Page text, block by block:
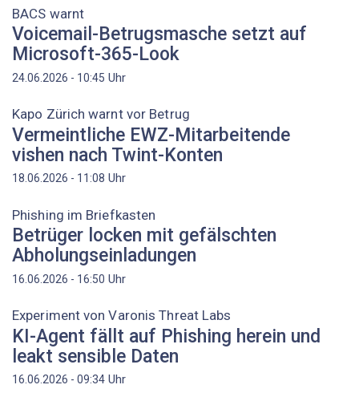
BACS warnt
Voicemail-Betrugsmasche setzt auf
Microsoft-365-Look
24.06.2026 - 10:45 Uhr
Kapo Zürich warnt vor Betrug
Vermeintliche EWZ-Mitarbeitende
vishen nach Twint-Konten
18.06.2026 - 11:08 Uhr
Phishing im Briefkasten
Betrüger locken mit gefälschten
Abholungseinladungen
16.06.2026 - 16:50 Uhr
Experiment von Varonis Threat Labs
KI-Agent fällt auf Phishing herein und
leakt sensible Daten
16.06.2026 - 09:34 Uhr